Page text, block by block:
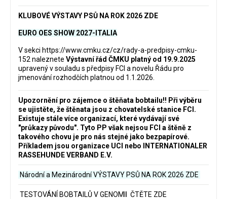
KLUBOVÉ VÝSTAVY PSŮ NA ROK 2026 ZDE
EURO OES SHOW 2027-ITALIA
V sekci https://www.cmku.cz/cz/rady-a-predpisy-cmku-
152 naleznete Výstavní řád ČMKU platný od 19.9.2025
upravený v souladu s předpisy FCI a novelu Řádu pro
jmenování rozhodčích platnou od 1.1.2026.
Upozornění pro zájemce o štěňata bobtailu‼️ Při výběru
se ujistěte, že štěnata jsou z chovatelské stanice FCI.
Existuje stále více organizací, které vydávají své
"průkazy původu". Tyto PP však nejsou FCI a štěně z
takového chovu je pro nás stejné jako bezpapírové.
Příkladem jsou organizace UCI nebo INTERNATIONALER
RASSEHUNDE VERBAND E.V.
Národní a Mezinárodní VÝSTAVY PSŮ NA ROK 2026 ZDE
TESTOVÁNÍ BOBTAILŮ V GENOMII ČTĚTE ZDE